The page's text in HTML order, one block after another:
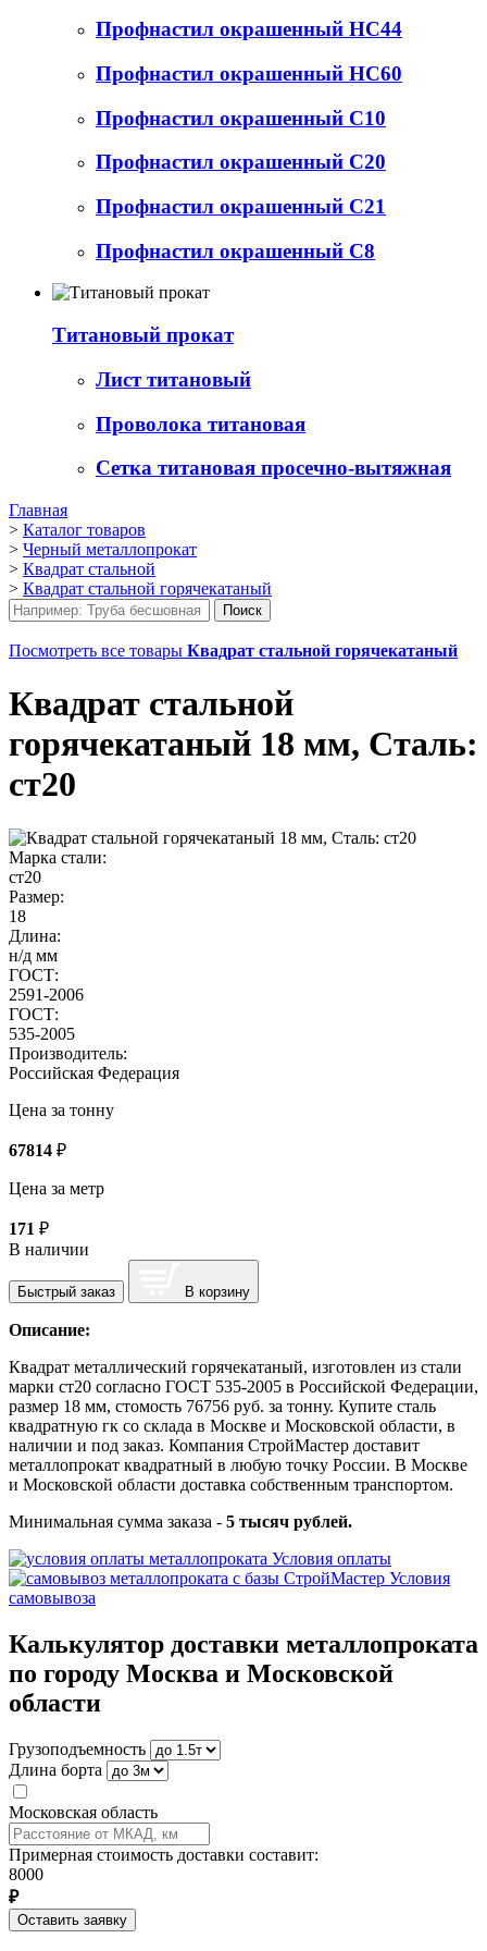
Профнастил окрашенный НС44
Профнастил окрашенный НС60
Профнастил окрашенный С10
Профнастил окрашенный С20
Профнастил окрашенный С21
Профнастил окрашенный С8
Титановый прокат
Лист титановый
Проволока титановая
Сетка титановая просечно-вытяжная
Главная
> Каталог товаров
> Черный металлопрокат
> Квадрат стальной
> Квадрат стальной горячекатаный
Посмотреть все товары Квадрат стальной горячекатаный
Квадрат стальной
горячекатаный 18 мм, Сталь:
ст20
Марка стали:
ст20
Размер:
18
Длина:
н/д мм
ГОСТ:
2591-2006
ГОСТ:
535-2005
Производитель:
Российская Федерация
Цена за тонну
67814 ₽
Цена за метр
171 ₽
В наличии
Быстрый заказ В корзину
Описание:
Квадрат металлический горячекатаный, изготовлен из стали
марки ст20 согласно ГОСТ 535-2005 в Российской Федерации,
размер 18 мм, стомость 76756 руб. за тонну. Купите сталь
квадратную гк со склада в Москве и Московской области, в
наличии и под заказ. Компания СтройМастер доставит
металлопрокат квадратный в любую точку России. В Москве
и Московской области доставка собственным транспортом.
Минимальная сумма заказа - 5 тысяч рублей.
Условия оплаты
Условия
самовывоза
Калькулятор доставки металлопроката
по городу Москва и Московской
области
Грузоподъемность
Длина борта
Московская область
Примерная стоимость доставки составит:
8000
₽
Оставить заявку